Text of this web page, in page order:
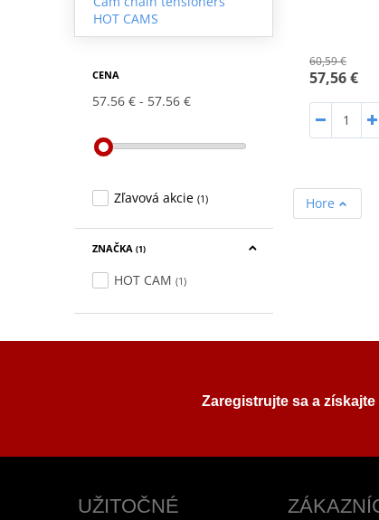
HOT CAMS
CENA
57.56 € 57.56 €
Zľavová akcie (1)
ZNAČKA (1)
HOT CAM (1)
60,59 €
57,56 €
Hore
Zaregistrujte sa a
UŽITOČNÉ